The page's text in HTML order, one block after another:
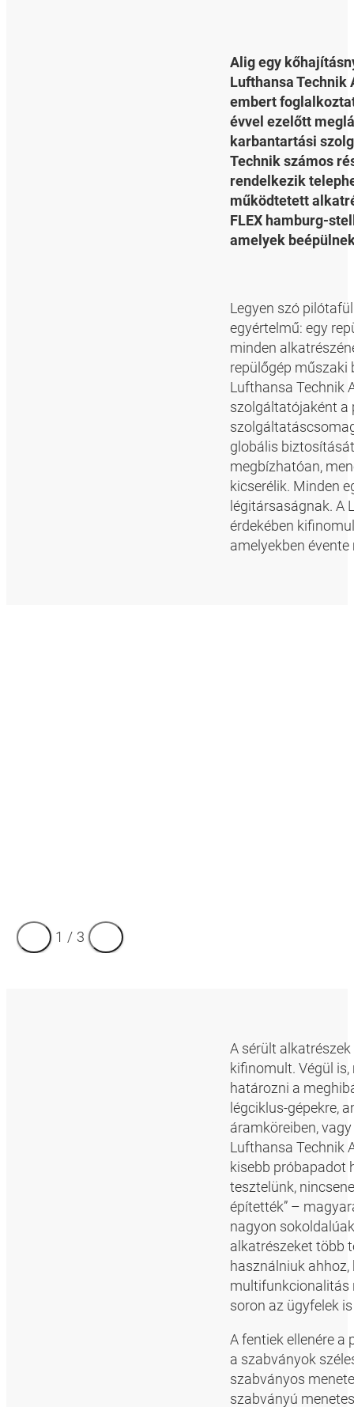
Alig egy
Lufthansa Technik
embert
évvel ezelőtt
karbantartási
Technik számos
rendelkezik
működtetett
FLEX hamburg-
amelyek
Legyen szó
egyértelmű: egy
minden
repülőgép
Lufthansa Technik
szolgáltatójaként a
globális
megbízhatóan,
kicserélik. Minden
légitársaságnak. A
érdekében
amelyekben
1 / 3
A sérült
kifinomult. Végül
határozni a
légciklus-gépekre,
áramköreiben,
Lufthansa Technik
kisebb próbapadot
tesztelünk,
építették” –
nagyon
alkatrészeket több
használniuk
multifunkcionalitás
soron az ügyfelek
A fentiek ellenére
a szabványok
szabványos
szabványú